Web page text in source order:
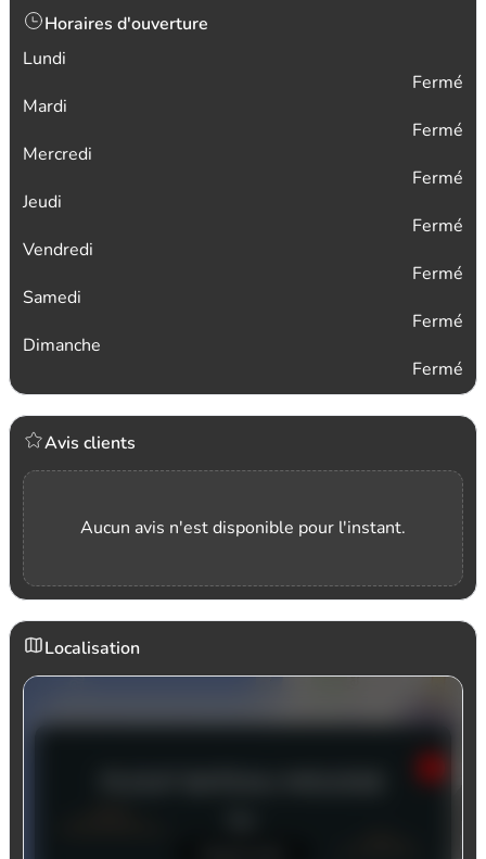
Horaires d'ouverture
Lundi
Fermé
Mardi
Fermé
Mercredi
Fermé
Jeudi
Fermé
Vendredi
Fermé
Samedi
Fermé
Dimanche
Fermé
Avis clients
Aucun avis n'est disponible pour l'instant.
Localisation